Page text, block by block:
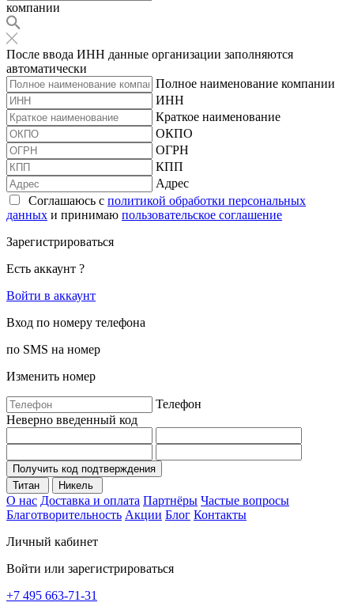
компании
После ввода ИНН данные организации заполняются
автоматически
Полное наименование компании
ИНН
Краткое наименование
ОКПО
ОГРН
КПП
Адрес
Соглашаюсь с политикой обработки персональных
данных и принимаю пользовательское соглашение
Зарегистрироваться
Есть аккаунт ?
Войти в аккаунт
Вход по номеру телефона
по SMS на номер
Изменить номер
Телефон
Неверно введенный код
Получить код подтверждения
Титан
Никель
О нас Доставка и оплата Партнёры Частые вопросы
Благотворительность Акции Блог Контакты
Личный кабинет
Войти или зарегистрироваться
+7 495 663-71-31